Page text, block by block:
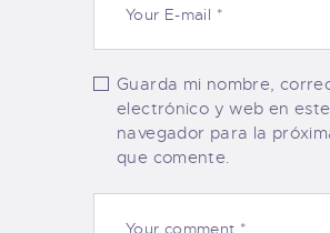
Guarda mi nombre,
electrónico y web en este
navegador para la
que comente.